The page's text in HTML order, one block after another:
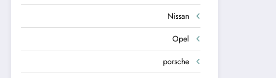
Nissan
Opel
porsche